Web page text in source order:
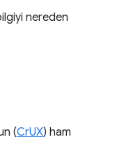
nereden
(CrUX) ham